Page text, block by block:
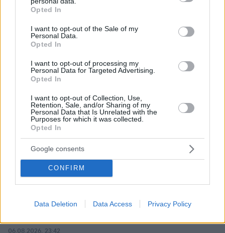
grant or deny consent to Google and its third-party tags to
use your data for below specified purposes in below Google
consent section.
Opted In
I want to opt-out of the Sale of my
Personal Data.
Opted In
I want to opt-out of processing my
Personal Data for Targeted Advertising.
Opted In
I want to opt-out of Collection, Use,
Retention, Sale, and/or Sharing of my
Personal Data that Is Unrelated with the
Purposes for which it was collected.
Opted In
Google consents
CONFIRM
Data Deletion Data Access Privacy Policy
Στο νοσοκομείο 30χρονη μετά από πτώση από τη
γέφυρα της Χαλκίδας
πριν 44 λεπτά
Λίσι μετά την ήττα του ΠΑΟΚ: «Με περισσότερη
σοβαρότητα θα παίρναμε κάτι καλύτερο»
πριν μία ώρα
Βλάβη, ατύχημα ή πρόβλημα στο ταξίδι; Η κάλυψη που
πολλοί αγνοούν
Χαλαρή έξοδος για τον Κυριάκο Μητσοτάκη και τη
06.08.2026, 23:57
«Θα μπορούσε να συμβεί σύντομα»: Αισιόδοξος ξανά ο
Τραμπ για το τέλος του πολέμου με το Ιράν, «δεν
06.08.2026, 23:54
06.08.2026, 23:43
06.08.2026, 23:42